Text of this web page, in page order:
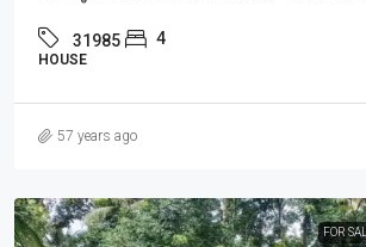
31985 4
HOUSE
57 years ago
FOR